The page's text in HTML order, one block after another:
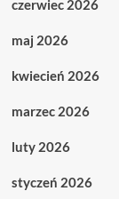
czerwiec 2026
maj 2026
kwiecień 2026
marzec 2026
luty 2026
styczeń 2026